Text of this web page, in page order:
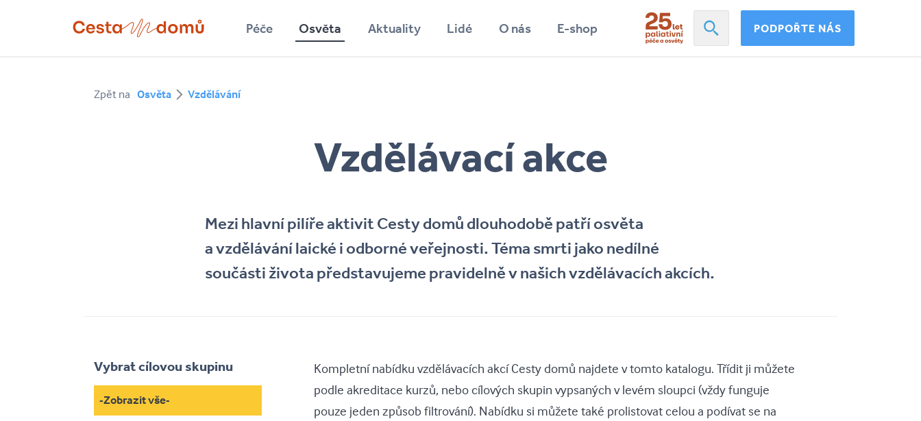
Přejít k hlavnímu obsahu Péče Osvěta Aktuality Lidé O nás E-shop PODPOŘTE NÁS
Zpět na Osvěta Vzdělávání
Vzdělávací akce
Mezi hlavní pilíře aktivit Cesty domů dlouhodobě patří osvěta
a vzdělávání laické i odborné veřejnosti. Téma smrti jako nedílné
součásti života představujeme pravidelně v našich vzdělávacích akcích.
Vybrat cílovou skupinu
-Zobrazit vše-
Kompletní nabídku vzdělávacích akcí Cesty domů najdete v tomto katalogu. Třídit ji můžete
podle akreditace kurzů, nebo cílových skupin vypsaných v levém sloupci (vždy funguje
pouze jeden způsob filtrování). Nabídku si můžete také prolistovat celou a podívat se na